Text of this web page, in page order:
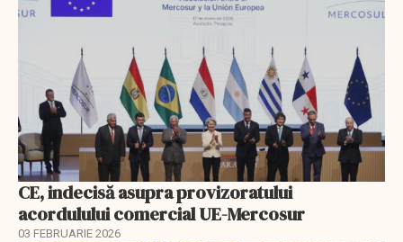
CE, indecisă asupra provizoratului
acordulului comercial UE-Mercosur
03 FEBRUARIE 2026